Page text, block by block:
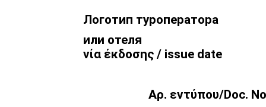
Логотип туроператора
или отеля
νία έκδοσης / issue date
Aρ. εντύπου/Doc. No